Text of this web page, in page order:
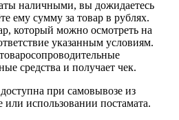
наличными, вы дожидаетесь
ему сумму за товар в рублях.
который можно осмотреть на
указанным условиям.
средства и получает чек.
при самовывозе из
использовании постамата.